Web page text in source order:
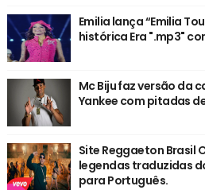
Emilia lança “Emilia
histórica Era ".mp3"
Mc Biju faz versão da
Yankee com pitadas
Site Reggaeton Brasil
legendas traduzidas
para Português.